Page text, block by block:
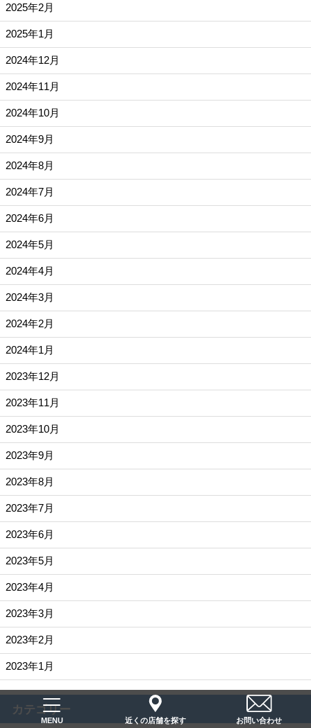
2025年2月
2025年1月
2024年12月
2024年11月
2024年10月
2024年9月
2024年8月
2024年7月
2024年6月
2024年5月
2024年4月
2024年3月
2024年2月
2024年1月
2023年12月
2023年11月
2023年10月
2023年9月
2023年8月
2023年7月
2023年6月
2023年5月
2023年4月
2023年3月
2023年2月
2023年1月
カテゴリー
MENU 近くの店舗を探す お問い合わせ